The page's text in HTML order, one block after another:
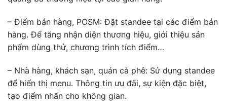
– Điểm bán hàng, POSM: Đặt standee tại các điểm bán
hàng. Để tăng nhận diện thương hiệu, giới thiệu sản
phẩm dùng thử, chương trình tích điểm…
– Nhà hàng, khách sạn, quán cà phê: Sử dụng standee
để hiển thị menu. Thông tin ưu đãi, sự kiện đặc biệt,
tạo điểm nhấn cho không gian.